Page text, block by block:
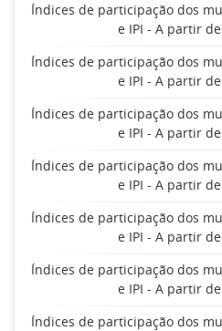
Índices de participação dos
e IPI - A partir
Índices de participação dos
e IPI - A partir
Índices de participação dos
e IPI - A partir
Índices de participação dos
e IPI - A partir
Índices de participação dos
e IPI - A partir
Índices de participação dos
e IPI - A partir
Índices de participação dos